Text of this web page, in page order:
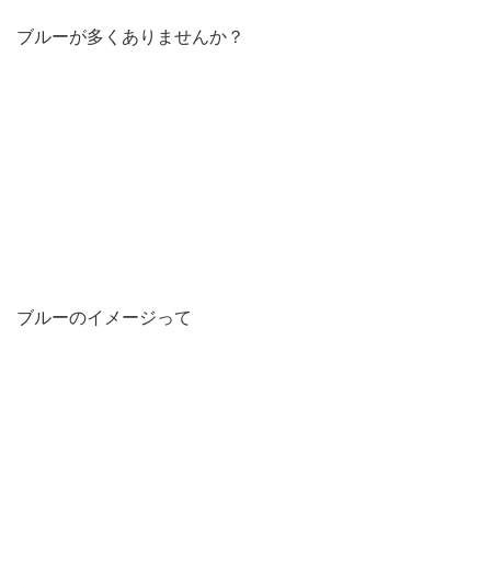
ブルーが多くありませんか？
ブルーのイメージって